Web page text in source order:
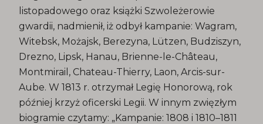
listopadowego oraz książki Szwoleżerowie
gwardii, nadmienił, iż odbył kampanie: Wagram,
Witebsk, Możajsk, Berezyna, Lützen, Budziszyn,
Drezno, Lipsk, Hanau, Brienne-le-Château,
Montmirail, Chateau-Thierry, Laon, Arcis-sur-
Aube. W 1813 r. otrzymał Legię Honorową, rok
później krzyż oficerski Legii. W innym zwięzłym
biogramie czytamy: „Kampanie: 1808 i 1810–1811